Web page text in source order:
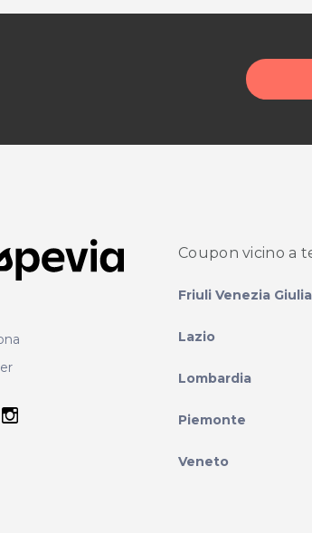
su facebook
su youtube
seguici su instagram
Coupon vicino a
Friuli Venezia Giulia
Lazio
Lombardia
Piemonte
Veneto